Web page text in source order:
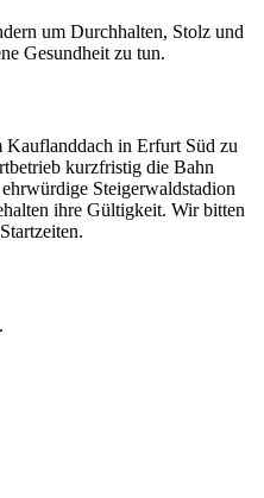
um Durchhalten, Stolz und
Gesundheit zu tun.
in Erfurt Süd zu
kurzfristig die Bahn
Steigerwaldstadion
ihre Gültigkeit. Wir bitten